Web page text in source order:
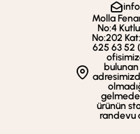
Molla
No:4
No:202
625 63 52
ürünün
randevu